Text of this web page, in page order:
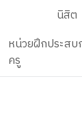
นิสิต
หน่วยฝึกประส
ครู